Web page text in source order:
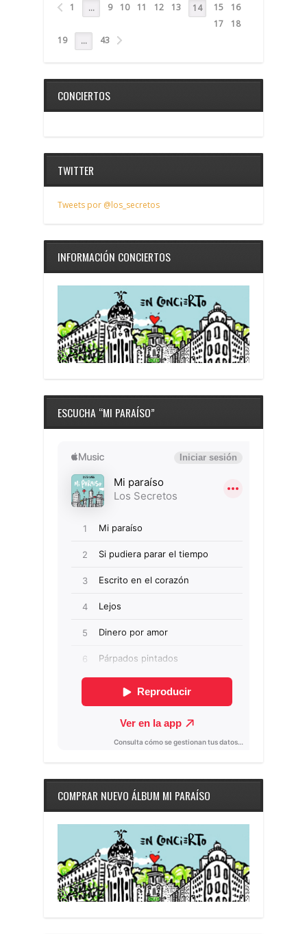
1 … 9 10 11 12 13 14 15
16
17
18
19
… 43
CONCIERTOS
TWITTER
Tweets por @los_secretos
INFORMACIÓN CONCIERTOS
ESCUCHA “MI PARAÍSO”
COMPRAR NUEVO ÁLBUM MI PARAÍSO